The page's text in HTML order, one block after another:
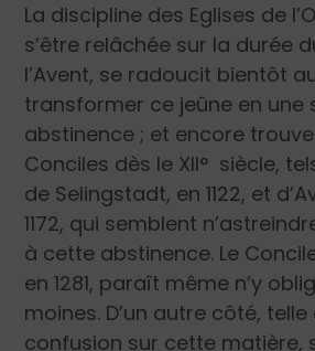
La discipline des Eglises de
s’être relâchée sur la durée
l’Avent, se radoucit bientôt
transformer ce jeûne en une
abstinence ; et encore
Conciles dès le XII° siècle,
de Selingstadt, en 1122, et
1172, qui semblent
à cette abstinence. Le
en 1281, paraît même n’y
moines. D’un autre côté, telle
confusion sur cette matière,